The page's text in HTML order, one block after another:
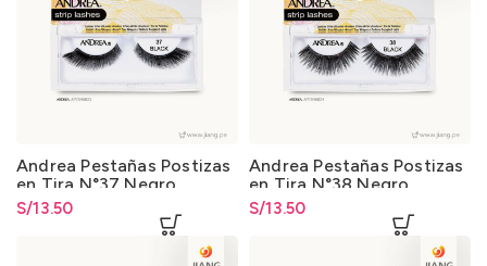
Andrea Pestañas Postizas
en Tira N°37 Negro
S/13.50
Andrea Pestañas Postizas
en Tira N°38 Negro
S/13.50